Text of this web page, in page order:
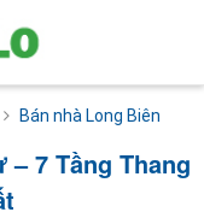
Bán nhà Long Biên
– 7 Tầng Thang